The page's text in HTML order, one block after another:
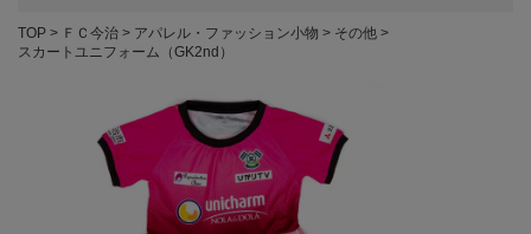
TOP ＦＣ今治 アパレル・ファッション小物
その他
スカートユニフォーム（GK2nd）